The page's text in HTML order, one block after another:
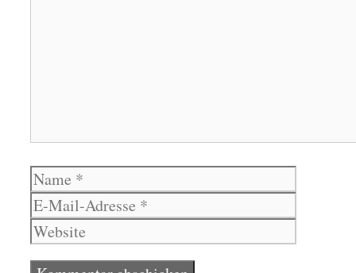
Name
Mail-